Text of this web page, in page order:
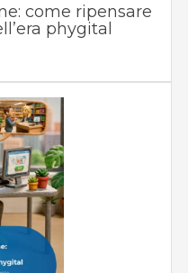
come ripensare
phygital